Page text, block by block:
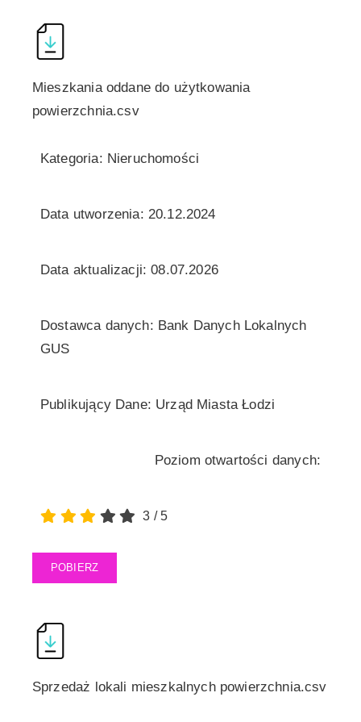
Mieszkania oddane do użytkowania
powierzchnia.csv
Kategoria: Nieruchomości
Data utworzenia: 20.12.2024
Data aktualizacji: 08.07.2026
Dostawca danych: Bank Danych Lokalnych
GUS
Publikujący Dane: Urząd Miasta Łodzi
Poziom otwartości danych:
3 /5
POBIERZ
Sprzedaż lokali mieszkalnych powierzchnia.csv